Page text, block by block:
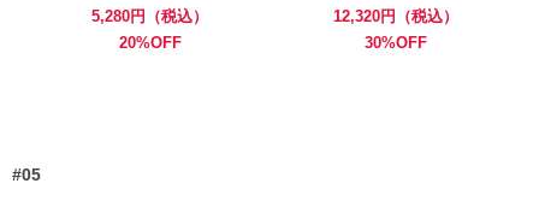
5,280円（税込）
20%OFF
12,320円（税込）
30%OFF
#05